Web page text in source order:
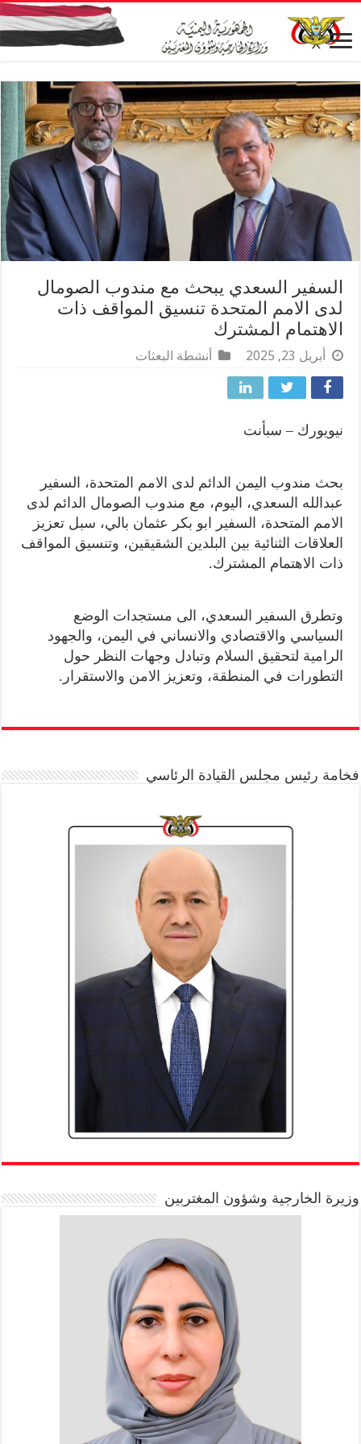
السفير السعدي يبحث مع مندوب الصومال
لدى الامم المتحدة تنسيق المواقف ذات
الاهتمام المشترك
أبريل 23, 2025 أنشطة البعثات
نيويورك – سبأنت
بحث مندوب اليمن الدائم لدى الامم المتحدة، السفير
عبدالله السعدي، اليوم، مع مندوب الصومال الدائم لدى
الامم المتحدة، السفير ابو بكر عثمان بالي، سبل تعزيز
العلاقات الثنائية بين البلدين الشقيقين، وتنسيق المواقف
ذات الاهتمام المشترك.
وتطرق السفير السعدي، الى مستجدات الوضع
السياسي والاقتصادي والانساني في اليمن، والجهود
الرامية لتحقيق السلام وتبادل وجهات النظر حول
التطورات في المنطقة، وتعزيز الامن والاستقرار.
فخامة رئيس مجلس القيادة الرئاسي
وزيرة الخارجية وشؤون المغتربين